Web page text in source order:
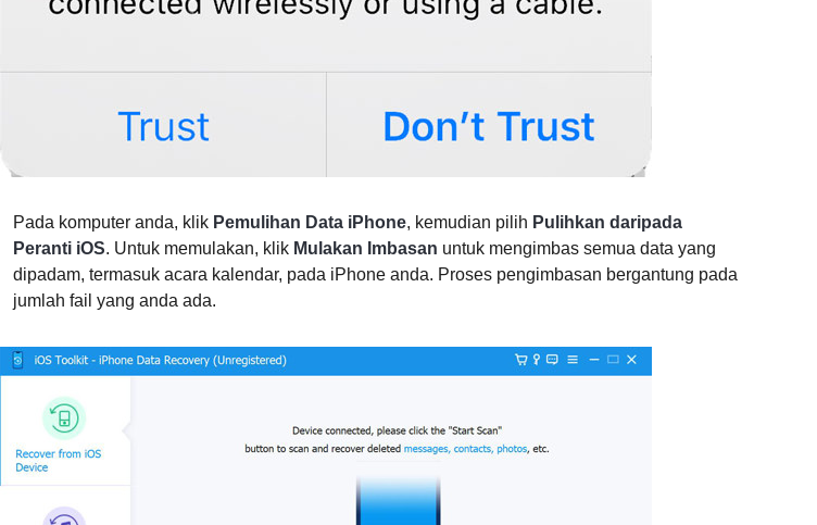
Pada komputer anda, klik Pemulihan Data iPhone, kemudian pilih Pulihkan daripada
Peranti iOS. Untuk memulakan, klik Mulakan Imbasan untuk mengimbas semua data yang
dipadam, termasuk acara kalendar, pada iPhone anda. Proses pengimbasan bergantung pada
jumlah fail yang anda ada.